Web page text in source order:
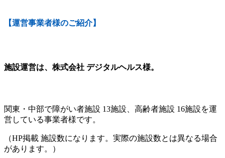
【運営事業者様のご紹介】
施設運営は、株式会社 デジタルヘルス様。
関東・中部で障がい者施設 13施設、高齢者施設 16施設を運
営している事業者様です。
（HP掲載 施設数になります。実際の施設数とは異なる場合
があります。）